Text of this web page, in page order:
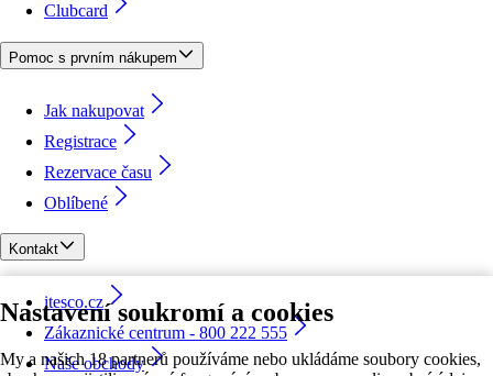
Nastavení soukromí a cookies
My a našich 18 partnerů používáme nebo ukládáme soubory cookies,
Clubcard
Pomoc s prvním nákupem
Jak nakupovat
Registrace
Rezervace času
Oblíbené
Kontakt
itesco.cz
Zákaznické centrum - 800 222 555
Naše obchody